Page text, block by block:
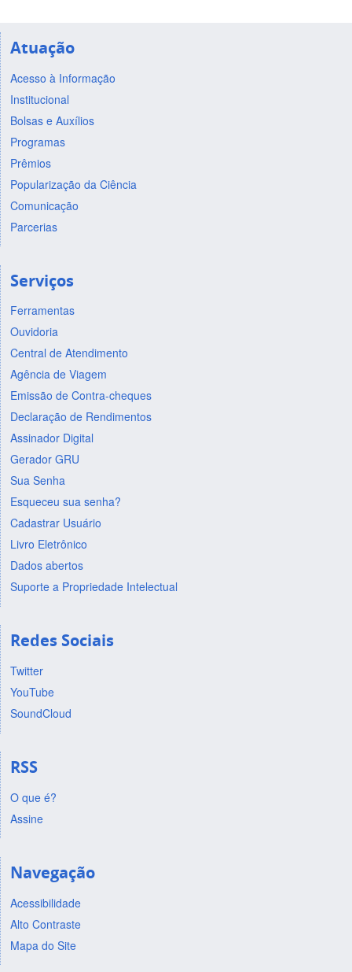
Atuação
Acesso à Informação
Institucional
Bolsas e Auxílios
Programas
Prêmios
Popularização da Ciência
Comunicação
Parcerias
Serviços
Ferramentas
Ouvidoria
Central de Atendimento
Agência de Viagem
Emissão de Contra-cheques
Declaração de Rendimentos
Assinador Digital
Gerador GRU
Sua Senha
Esqueceu sua senha?
Cadastrar Usuário
Livro Eletrônico
Dados abertos
Suporte a Propriedade Intelectual
Redes Sociais
Twitter
YouTube
SoundCloud
RSS
O que é?
Assine
Navegação
Acessibilidade
Alto Contraste
Mapa do Site